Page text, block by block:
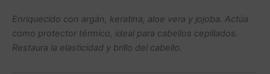
Enriquecido con argán, keratina, aloe vera y jojoba. Actúa
como protector térmico, ideal para cabellos cepillados.
Restaura la elasticidad y brillo del cabello.